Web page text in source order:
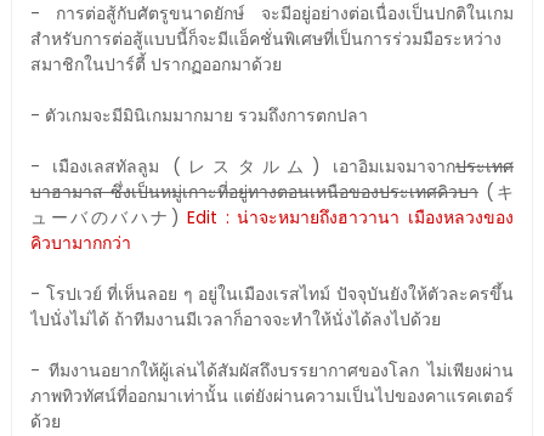
- การต่อสู้กับศัตรูขนาดยักษ์ จะมีอยู่อย่างต่อเนื่องเป็นปกติในเกม
สำหรับการต่อสู้แบบนี้ก็จะมีแอ็คชั่นพิเศษที่เป็นการร่วมมือระหว่าง
สมาชิกในปาร์ตี้ ปรากฏออกมาด้วย
- ตัวเกมจะมีมินิเกมมากมาย รวมถึงการตกปลา
- เมืองเลสทัลลูม (レスタルム) เอาอิมเมจมาจากประเทศ
บาฮามาส ซึ่งเป็นหมู่เกาะที่อยู่ทางตอนเหนือของประเทศคิวบา(キ
ューバのバハナ)Edit : น่าจะหมายถึงฮาวานา เมืองหลวงของ
คิวบามากกว่า
- โรปเวย์ ที่เห็นลอย ๆ อยู่ในเมืองเรสไทม์ ปัจจุบันยังให้ตัวละครขึ้น
ไปนั่งไม่ได้ ถ้าทีมงานมีเวลาก็อาจจะทำให้นั่งได้ลงไปด้วย
- ทีมงานอยากให้ผู้เล่นได้สัมผัสถึงบรรยากาศของโลก ไม่เพียงผ่าน
ภาพทิวทัศน์ที่ออกมาเท่านั้น แต่ยังผ่านความเป็นไปของคาแรคเตอร์
ด้วย